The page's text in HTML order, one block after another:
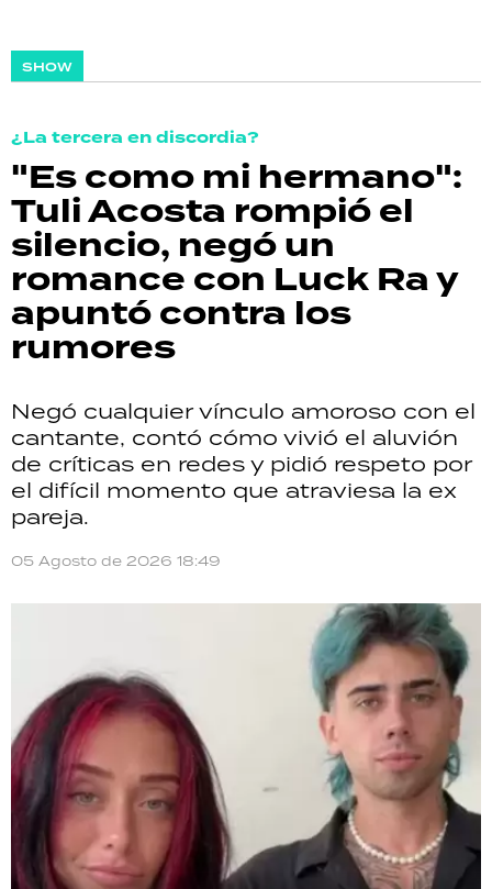
SHOW
¿La tercera en discordia?
"Es como mi hermano":
Tuli Acosta rompió el
silencio, negó un
romance con Luck Ra y
apuntó contra los
rumores
Negó cualquier vínculo amoroso con el
cantante, contó cómo vivió el aluvión
de críticas en redes y pidió respeto por
el difícil momento que atraviesa la ex
pareja.
05 Agosto de 2026 18:49